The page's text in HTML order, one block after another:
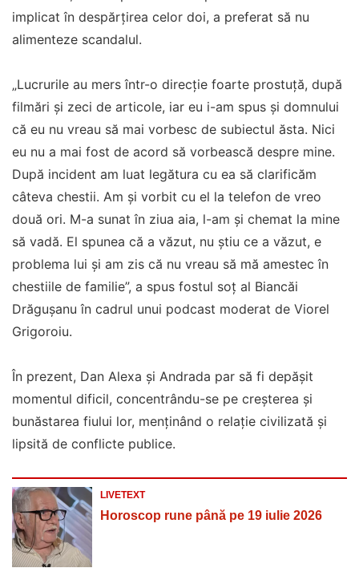
să vadă. El spunea că a văzut, nu știu ce a văzut, e
problema lui și am zis că nu vreau să mă amestec în
Drăgușanu în cadrul unui podcast moderat de Viorel
Grigoroiu.
În prezent, Dan Alexa și Andrada par să fi depășit
momentul dificil, concentrându-se pe creșterea și
bunăstarea fiului lor, menținând o relație civilizată și
lipsită de conflicte publice.
LIVETEXT
Horoscop rune până pe 19 iulie 2026
PREVIOUS POST
Incredibil ce a putut să facă un polițist din
Ploiești. Este alertă maximă